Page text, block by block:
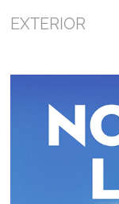
EXTERIOR